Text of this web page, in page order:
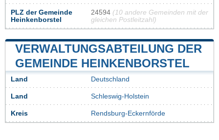
PLZ der Gemeinde
Heinkenborstel
24594 (10 andere Gemeinden mit der
gleichen Postleitzahl)
VERWALTUNGSABTEILUNG DER
GEMEINDE HEINKENBORSTEL
Land Deutschland
Land Schleswig-Holstein
Kreis Rendsburg-Eckernförde